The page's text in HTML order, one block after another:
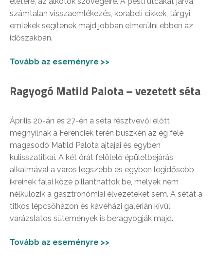
számtalan visszaemlékezés, korabeli cikkek, tárgyi
emlékek segítenek majd jobban elmerülni ebben az
időszakban.
Tovább az eseményre >>
Ragyogó Matild Palota – vezetett séta
Április 20-án és 27-én a séta résztvevői előtt
megnyílnak a Ferenciek terén büszkén az ég felé
magasodó Matild Palota ajtajai és egyben
kulisszatitkai. A két órát felölelő épületbejárás
alkalmával a város legszebb és egyben legidősebb
ikreinek falai közé pillanthattok be, melyek nem
nélkülözik a gasztronómiai élvezeteket sem. A sétát a
titkos lépcsőházon és kávéházi galérián kívül
varázslatos sütemények is beragyogják majd.
Tovább az eseményre >>